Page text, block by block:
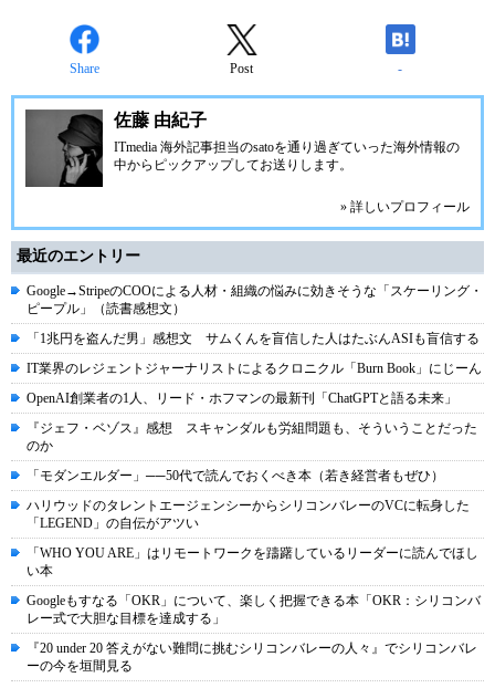
Share Post -
佐藤 由紀子
ITmedia 海外記事担当のsatoを通り過ぎていった海外情報の
中からピックアップしてお送りします。
» 詳しいプロフィール
最近のエントリー
Google→StripeのCOOによる人材・組織の悩みに効きそうな「スケーリング・
ピープル」（読書感想文）
「1兆円を盗んだ男」感想文 サムくんを盲信した人はたぶんASIも盲信する
IT業界のレジェントジャーナリストによるクロニクル「Burn Book」にじーん
OpenAI創業者の1人、リード・ホフマンの最新刊「ChatGPTと語る未来」
『ジェフ・ベゾス』感想 スキャンダルも労組問題も、そういうことだった
のか
「モダンエルダー」──50代で読んでおくべき本（若き経営者もぜひ）
ハリウッドのタレントエージェンシーからシリコンバレーのVCに転身した
「LEGEND」の自伝がアツい
「WHO YOU ARE」はリモートワークを躊躇しているリーダーに読んでほし
い本
Googleもすなる「OKR」について、楽しく把握できる本「OKR：シリコンバ
レー式で大胆な目標を達成する」
『20 under 20 答えがない難問に挑むシリコンバレーの人々』でシリコンバレ
ーの今を垣間見る